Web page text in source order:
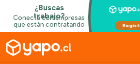
Kilómetros 0 - 250000+